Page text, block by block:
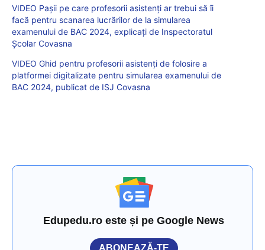
VIDEO Pașii pe care profesorii asistenți ar trebui să îi
facă pentru scanarea lucrărilor de la simularea
examenului de BAC 2024, explicați de Inspectoratul
Școlar Covasna
VIDEO Ghid pentru profesorii asistenți de folosire a
platformei digitalizate pentru simularea examenului de
BAC 2024, publicat de ISJ Covasna
Edupedu.ro este și pe Google News